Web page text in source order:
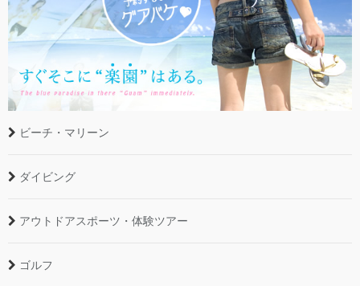
ビーチ・マリーン
ダイビング
アウトドアスポーツ・体験ツアー
ゴルフ